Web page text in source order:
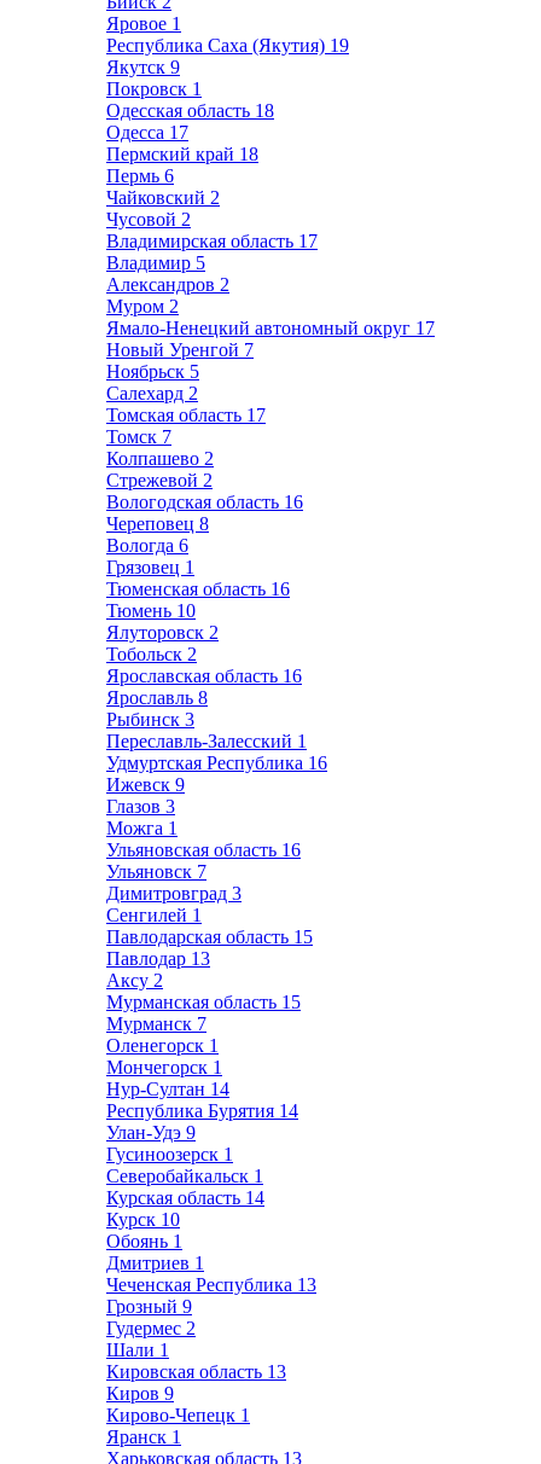
Яровое 1
Республика Саха (Якутия) 19
Якутск 9
Покровск 1
Одесская область 18
Одесса 17
Пермский край 18
Пермь 6
Чайковский 2
Чусовой 2
Владимирская область 17
Владимир 5
Александров 2
Муром 2
Ямало-Ненецкий автономный округ 17
Новый Уренгой 7
Ноябрьск 5
Салехард 2
Томская область 17
Томск 7
Колпашево 2
Стрежевой 2
Вологодская область 16
Череповец 8
Вологда 6
Грязовец 1
Тюменская область 16
Тюмень 10
Ялуторовск 2
Тобольск 2
Ярославская область 16
Ярославль 8
Рыбинск 3
Переславль-Залесский 1
Удмуртская Республика 16
Ижевск 9
Глазов 3
Можга 1
Ульяновская область 16
Ульяновск 7
Димитровград 3
Сенгилей 1
Павлодарская область 15
Павлодар 13
Аксу 2
Мурманская область 15
Мурманск 7
Оленегорск 1
Мончегорск 1
Нур-Султан 14
Республика Бурятия 14
Улан-Удэ 9
Гусиноозерск 1
Северобайкальск 1
Курская область 14
Курск 10
Обоянь 1
Дмитриев 1
Чеченская Республика 13
Грозный 9
Гудермес 2
Шали 1
Кировская область 13
Киров 9
Кирово-Чепецк 1
Яранск 1
Харьковская область 13